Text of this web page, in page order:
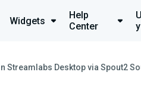
Widgets
Help
Center
y
Streamlabs Desktop via Spout2